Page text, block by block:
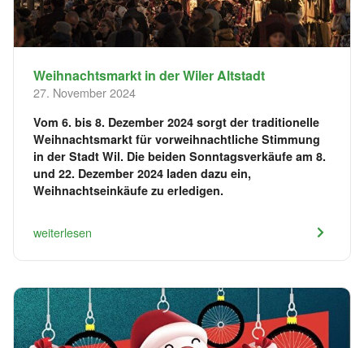
Weihnachtsmarkt in der Wiler Altstadt
27. November 2024
Vom 6. bis 8. Dezember 2024 sorgt der traditionelle
Weihnachtsmarkt für vorweihnachtliche Stimmung
in der Stadt Wil. Die beiden Sonntagsverkäufe am 8.
und 22. Dezember 2024 laden dazu ein,
Weihnachtseinkäufe zu erledigen.
weiterlesen